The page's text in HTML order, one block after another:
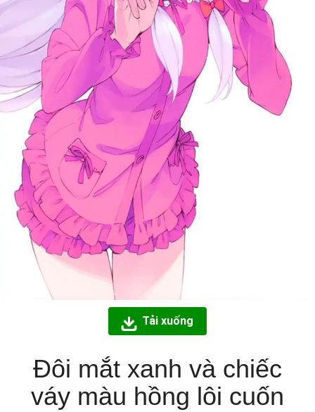
Tải xuống
Đôi mắt xanh và chiếc
váy màu hồng lôi cuốn